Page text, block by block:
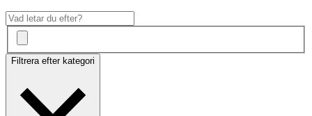
Filtrera efter kategori